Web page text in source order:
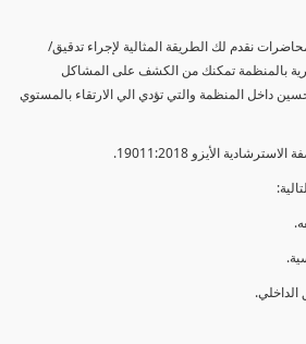
نقدم لك الطريقة المثالية لإجراء تدقيق/
بالمنظمة تمكنك من الكشف على المشاكل
داخل المنظمة والتي تؤدي الي الارتقاء بالمستوي
الأيزو 19011:2018.